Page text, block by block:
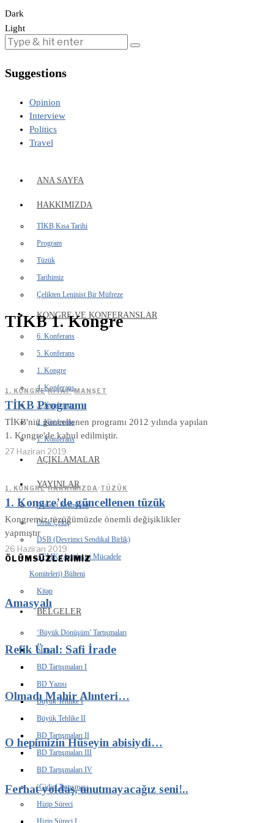
Dark
Light
Suggestions
Opinion
Interview
Politics
Travel
ANA SAYFA
HAKKIMIZDA
TİKB Kısa Tarihi
Program
Tüzük
Tarihimiz
Çelikten Leninist Bir Müfreze
KONGRE VE KONFERANSLAR
6. Konferans
5. Konferans
1. Kongre
4. Konferans
3. Konferans
2. Konferans
1. Konferans
AÇIKLAMALAR
YAYINLAR
İhtilalci Komünist
Orak Çekiç
DSB (Devrimci Sendikal Birlik)
AFMK (Antifaşist Mücadele
Komiteleri) Bülteni
Kitap
BELGELER
‘Büyük Dönüşüm’ Tartışmaları
Sunu
BD Tartışmaları I
BD Yazısı
Büyük Tehlike I
Büyük Tehlike II
BD Tartışmaları II
BD Tartışmaları III
BD Tartışmaları IV
‘Gidiş’ Tartışması
Hizip Süreci
Hizip Süreci I
TİKB 1. Kongre
1. KONGRE·KITAP·MANŞET
TİKB Programı
TİKB'nin güncellenen programı 2012 yılında yapılan
1. Kongre'de kabul edilmiştir.
27 Haziran 2019
1. KONGRE·HAKKIMIZDA ·TÜZÜK
1. Kongre’de güncellenen tüzük
Kongremiz tüzüğümüzde önemli değişiklikler
yapmıştır
26 Haziran 2019
ÖLÜMSÜZLERİMİZ
Amasyalı
Refik Ünal: Safi İrade
Olmadı Mahir Alınteri…
O hepimizin Hüseyin abisiydi…
Ferhat yoldaş, unutmayacağız seni!..